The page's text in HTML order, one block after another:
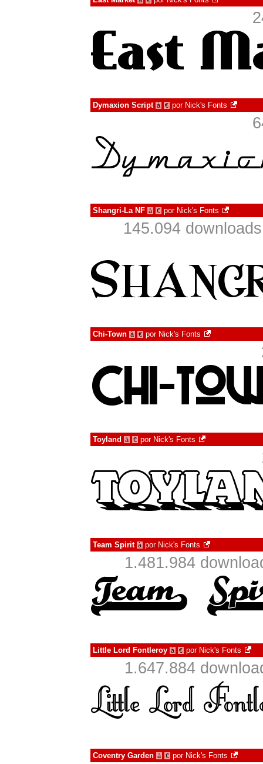
Dymaxion Script à € por Nick's Fonts
Shangri-La NF à € por Nick's Fonts
145.094
Chi-Town à € por Nick's Fonts
Toyland à € por Nick's Fonts
Team Spirit à por Nick's Fonts
1.481.984
Little Lord Fontleroy à € por Nick's Fonts
1.647.884
Coventry Garden à € por Nick's Fonts